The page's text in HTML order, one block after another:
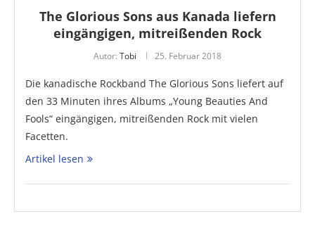
The Glorious Sons aus Kanada liefern
eingängigen, mitreißenden Rock
Autor: Tobi 25. Februar 2018
Die kanadische Rockband The Glorious Sons liefert auf
den 33 Minuten ihres Albums „Young Beauties And
Fools“ eingängigen, mitreißenden Rock mit vielen
Facetten.
Artikel lesen